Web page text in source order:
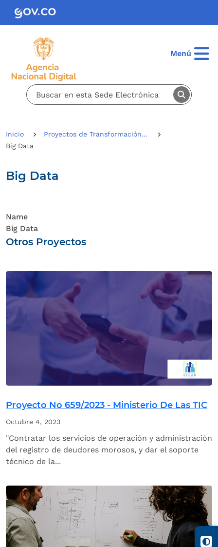
Pasar al contenido principal
Menú
Inicio
Proyectos de Transformación...
Big Data
Big Data
Name
Big Data
Otros Proyectos
Proyecto No 659/2023 - Ministerio De Las TIC
Octubre 4, 2023
"Contratar los servicios de operación y administración
del registro de deudores morosos, y dar el soporte
técnico de la...